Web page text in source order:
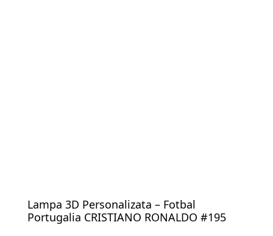
Lampa 3D Personalizata – Fotbal
Portugalia CRISTIANO RONALDO #195